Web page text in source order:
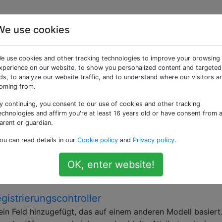
Fragen
on-Rails. Es ersetzt frühere Lösungen wie Restful
Schienen 3 / users / sign_out überein. 3
und Folgendes in meine application.html.erbDatei
&lt;% if user_signed_in? %&gt; Signed in as &lt;%=
be cheese? &lt;%= link_to 'Sign out',
else %&gt; &lt;%= link_to 'Register',
or &lt;%= link_to 'Sign in', new_user_session_path %&gt; …
Feld hinzugefügt, das auf einem anderen Modell basiert.
use cookies
use cookies and other tracking technologies to improve your browsing
on our website, to show you personalized content and targeted
to analyze our website traffic, and to understand where our visitors
from.
continuing, you consent to our use of cookies and other tracking
and affirm you're at least 16 years old or have consent from a
or guardian.
can read details in our Cookie policy and Privacy policy.
OK, enter website!